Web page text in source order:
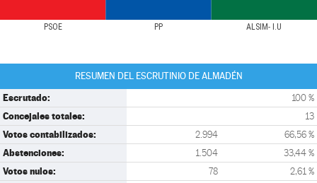
PSOE PP ALSIM- I.U
RESUMEN DEL ESCRUTINIO DE ALMADÉN
Escrutado: 100 %
Concejales totales: 13
Votos contabilizados: 2.994 66,56 %
Abstenciones: 1.504 33,44 %
Votos nulos: 78 2,61 %